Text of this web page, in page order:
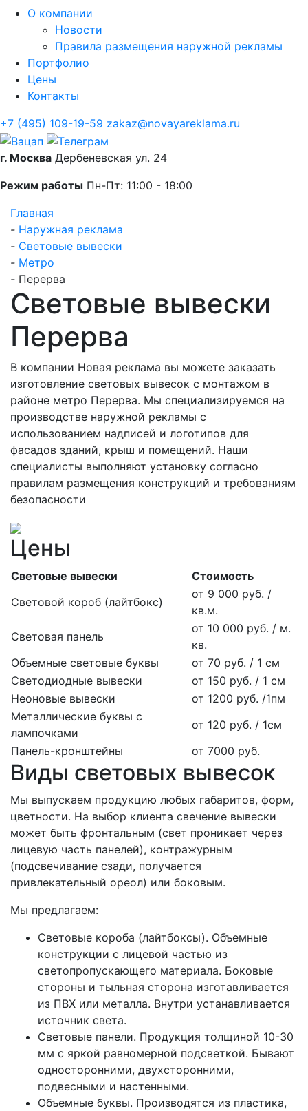
О компании
Новости
Правила размещения наружной рекламы
Портфолио
Цены
Контакты
+7 (495) 109-19-59 zakaz@novayareklama.ru
г. Москва Дербеневская ул. 24
Режим работы Пн-Пт: 11:00 - 18:00
Главная
- Наружная реклама
- Световые вывески
- Метро
- Перерва
Световые вывески
Перерва
В компании Новая реклама вы можете заказать
изготовление световых вывесок с монтажом в
районе метро Перерва. Мы специализируемся на
производстве наружной рекламы с
использованием надписей и логотипов для
фасадов зданий, крыш и помещений. Наши
специалисты выполняют установку согласно
правилам размещения конструкций и требованиям
безопасности
Цены
Световые вывески
Стоимость
Световой короб (лайтбокс)
от 9 000 руб. /
кв.м.
Световая панель
от 10 000 руб. / м.
кв.
Объемные световые буквы
от 70 руб. / 1 см
Светодиодные вывески
от 150 руб. / 1 см
Неоновые вывески
от 1200 руб. /1пм
Металлические буквы с
лампочками
от 120 руб. / 1см
Панель-кронштейны
от 7000 руб.
Виды световых вывесок
Мы выпускаем продукцию любых габаритов, форм,
цветности. На выбор клиента свечение вывески
может быть фронтальным (свет проникает через
лицевую часть панелей), контражурным
(подсвечивание сзади, получается
привлекательный ореол) или боковым.
Мы предлагаем:
Световые короба (лайтбоксы). Объемные
конструкции с лицевой частью из
светопропускающего материала. Боковые
стороны и тыльная сторона изготавливается
из ПВХ или металла. Внутри устанавливается
источник света.
Световые панели. Продукция толщиной 10-30
мм с яркой равномерной подсветкой. Бывают
односторонними, двухсторонними,
подвесными и настенными.
Объемные буквы. Производятся из пластика,